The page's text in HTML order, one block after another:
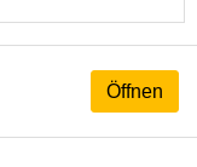
Öffnen